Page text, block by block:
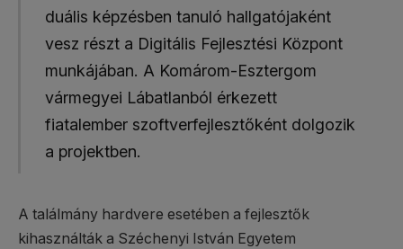
duális képzésben tanuló hallgatójaként
vesz részt a Digitális Fejlesztési Központ
munkájában. A Komárom-Esztergom
vármegyei Lábatlanból érkezett
fiatalember szoftverfejlesztőként dolgozik
a projektben.
A találmány hardvere esetében a fejlesztők
kihasználták a Széchenyi István Egyetem